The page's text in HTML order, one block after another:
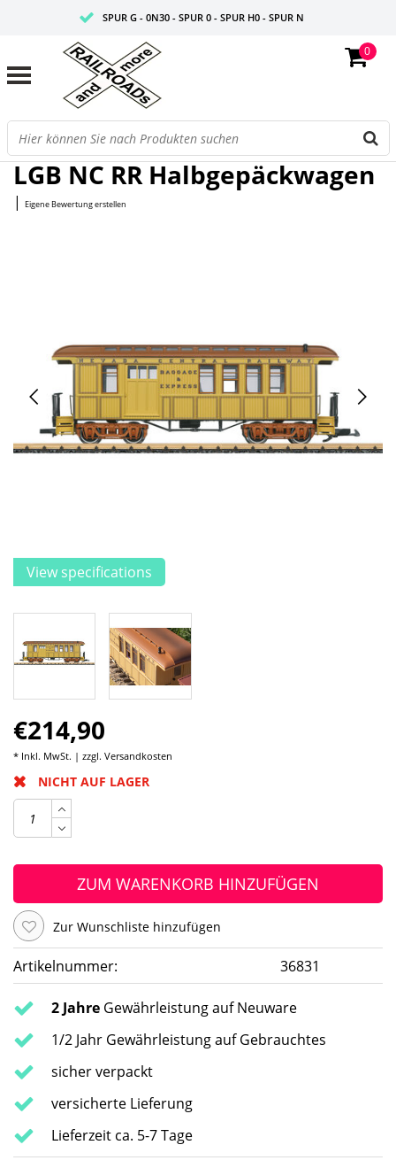
SPUR G - 0N30 - SPUR 0 - SPUR H0 - SPUR N
0
Startseite/NC RR Halbgepäckwagen
LGB NC RR Halbgepäckwagen
| Eigene Bewertung erstellen
View specifications
€214,90
* Inkl. MwSt. | zzgl. Versandkosten
NICHT AUF LAGER
ZUM WARENKORB HINZUFÜGEN
Zur Wunschliste hinzufügen
Artikelnummer: 36831
2 Jahre Gewährleistung auf Neuware
1/2 Jahr Gewährleistung auf Gebrauchtes
sicher verpackt
versicherte Lieferung
Lieferzeit ca. 5-7 Tage